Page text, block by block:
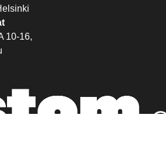
10-16,